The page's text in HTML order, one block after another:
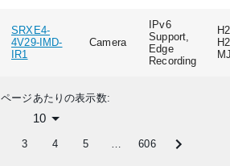
SRXE4-
4V29-IMD-
IR1
Camera
IPv6
Support,
Edge
Recording
ページあたりの表示数:
10
3 4 5 … 606